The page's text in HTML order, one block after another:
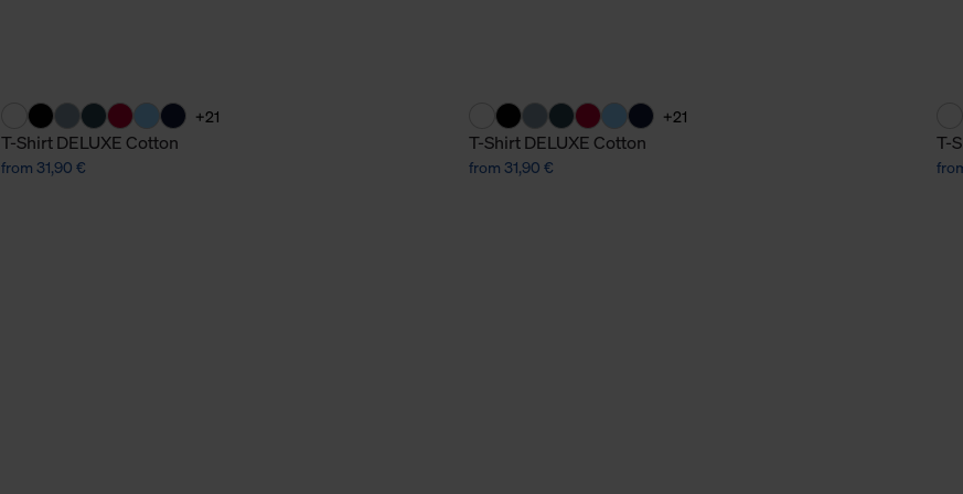
+21
T-Shirt DELUXE Cotton
from 31,90 €
+21
T-Shirt DELUXE Cotton
from 31,90 €
T-